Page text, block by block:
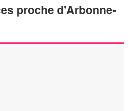
proche d'Arbonne-